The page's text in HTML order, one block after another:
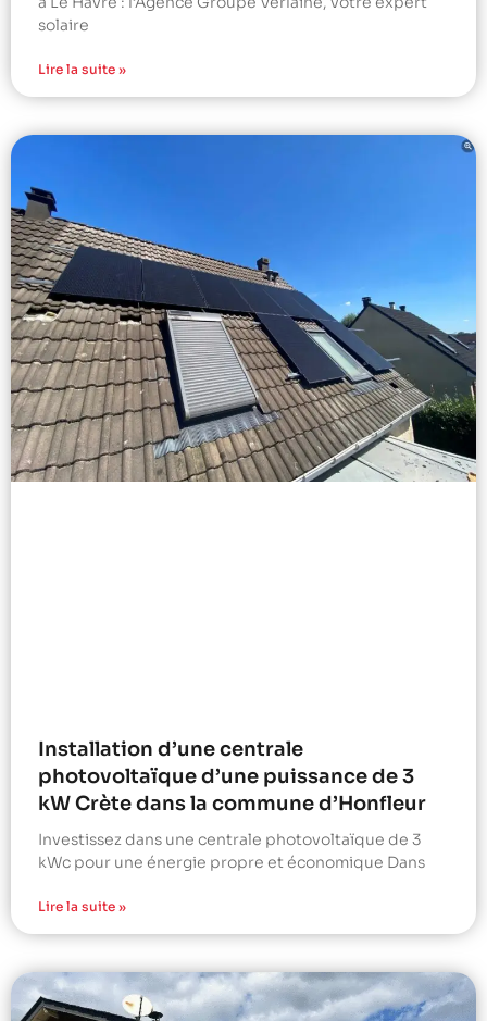
solaire
Lire la suite »
Installation d’une centrale
photovoltaïque d’une puissance de 3
kW Crète dans la commune d’Honfleur
Investissez dans une centrale photovoltaïque de 3
kWc pour une énergie propre et économique Dans
Lire la suite »